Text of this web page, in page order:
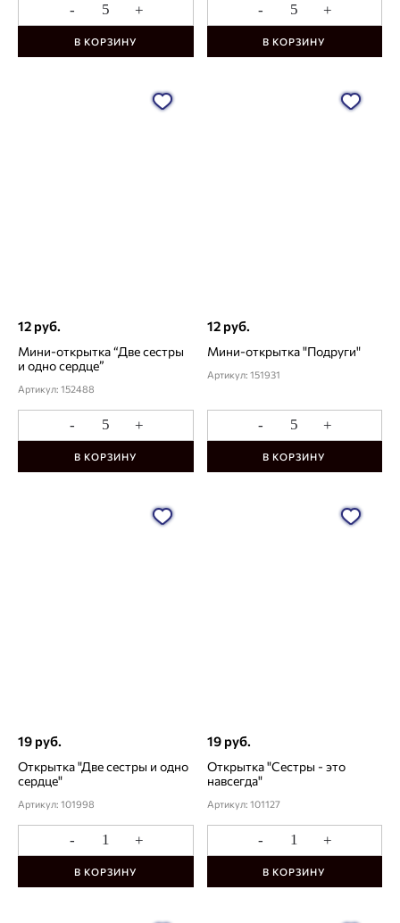
- +
В КОРЗИНУ
- +
В КОРЗИНУ
12 руб.
Мини-открытка “Две сестры
и одно сердце”
Артикул: 152488
- +
В КОРЗИНУ
12 руб.
Мини-открытка "Подруги"
Артикул: 151931
- +
В КОРЗИНУ
19 руб.
Открытка "Две сестры и одно
сердце"
Артикул: 101998
- +
В КОРЗИНУ
19 руб.
Открытка "Сестры - это
навсегда"
Артикул: 101127
- +
В КОРЗИНУ